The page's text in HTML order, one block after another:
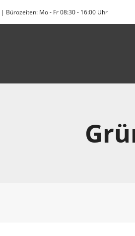
| Bürozeiten: Mo - Fr 08:30 - 16:00 Uhr